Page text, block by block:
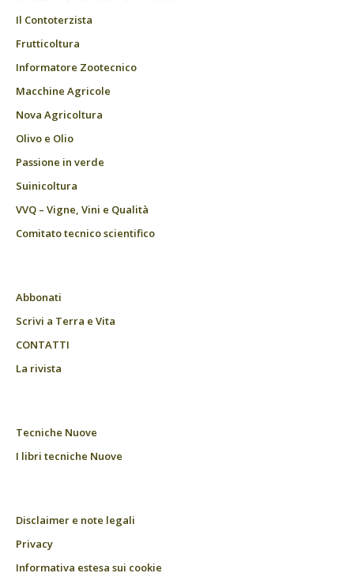
Il Contoterzista
Frutticoltura
Informatore Zootecnico
Macchine Agricole
Nova Agricoltura
Olivo e Olio
Passione in verde
Suinicoltura
VVQ – Vigne, Vini e Qualità
Comitato tecnico scientifico
Abbonati
Scrivi a Terra e Vita
CONTATTI
La rivista
Tecniche Nuove
I libri tecniche Nuove
Disclaimer e note legali
Privacy
Informativa estesa sui cookie